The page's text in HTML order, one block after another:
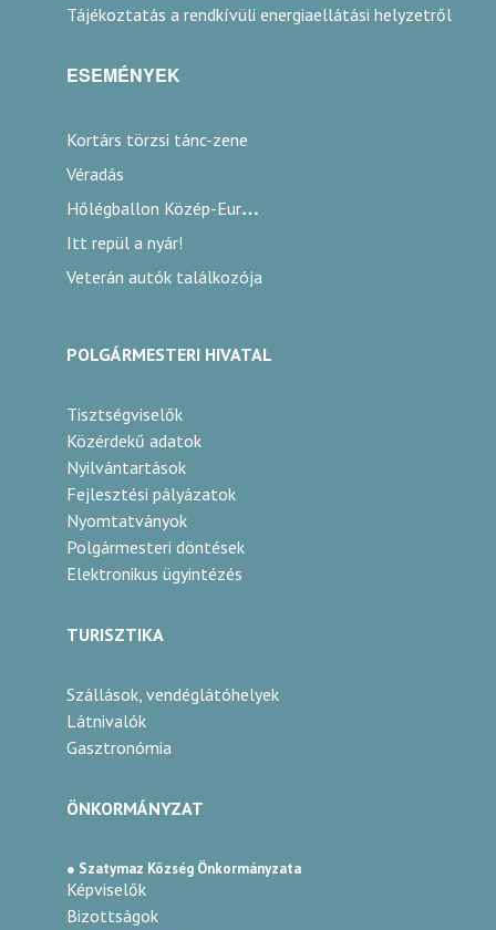
Tájékoztatás a rendkívüli energiaellátási helyzetről
ESEMÉNYEK
Kortárs törzsi tánc-zene
Véradás
Hőlégballon Közép-Európa Kupa
Itt repül a nyár!
Veterán autók találkozója
POLGÁRMESTERI HIVATAL
Tisztségviselők
Közérdekű adatok
Nyilvántartások
Fejlesztési pályázatok
Nyomtatványok
Polgármesteri döntések
Elektronikus ügyintézés
TURISZTIKA
Szállások, vendéglátóhelyek
Látnivalók
Gasztronómia
ÖNKORMÁNYZAT
● Szatymaz Község Önkormányzata
Képviselők
Bizottságok